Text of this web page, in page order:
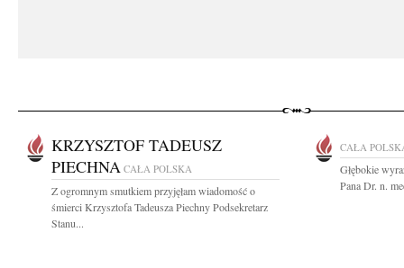
KRZYSZTOF TADEUSZ
PIECHNA CAŁA POLSKA
Z ogromnym smutkiem przyjęłam wiadomość o
śmierci Krzysztofa Tadeusza Piechny Podsekretarz
Stanu...
CAŁA
Głębokie
Pana Dr. n.